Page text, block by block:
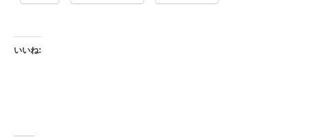
いいね: